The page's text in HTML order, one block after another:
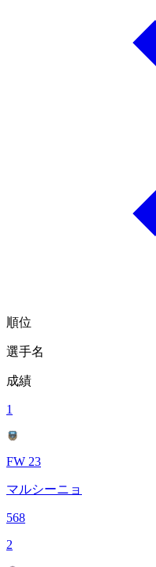
順位
選手名
成績
1
FW 23
マルシーニョ
568
2